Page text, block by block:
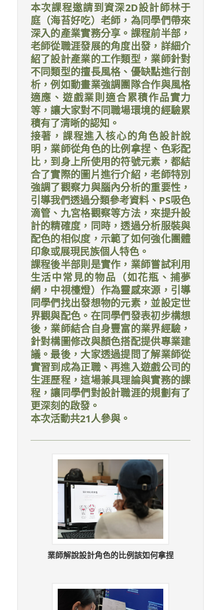
本次課程邀請到資深2D設計師林于
庭（海苔好吃）老師，為同學們帶來
深入的產業實務分享。課程前半部，
老師從職涯發展的角度出發，詳細介
紹了設計產業的工作類型，業師針對
不同類型的擅長風格、優缺點進行剖
析，例如動畫業強調團隊合作與風格
適應、遊戲業則適合累積作品實力
等，讓大家對不同職場環境的經驗累
積有了清晰的認知。
接著，課程進入核心的角色設計說
明，業師從角色的比例拿捏、色彩配
比，到身上所使用的符號元素，都結
合了實際的圖片進行介紹，老師特別
強調了觀察力與腦內分析的重要性，
引導我們透過分類參考資料、PS吸色
滴管、九宮格觀察等方法，來提升設
計的精確度，同時，透過分析服裝與
配色的相似度，示範了如何強化團體
印象或展現民族個人特色。
課程後半部則是實作，業師嘗試利用
生活中常見的物品（如花瓶、捕夢
網，中視檯燈）作為靈感來源，引導
同學們找出發想物的元素，並設定世
界觀與配色。在同學們發表初步構想
後，業師結合自身豐富的業界經驗，
針對構圖修改與顏色搭配提供專業建
議。最後，大家透過提問了解業師從
實習到成為正職、再進入遊戲公司的
生涯歷程，這場兼具理論與實務的課
程，讓同學們對設計職涯的規劃有了
更深刻的啟發。
本次活動共21人參與。
業師解說設計角色的比例該如何拿捏